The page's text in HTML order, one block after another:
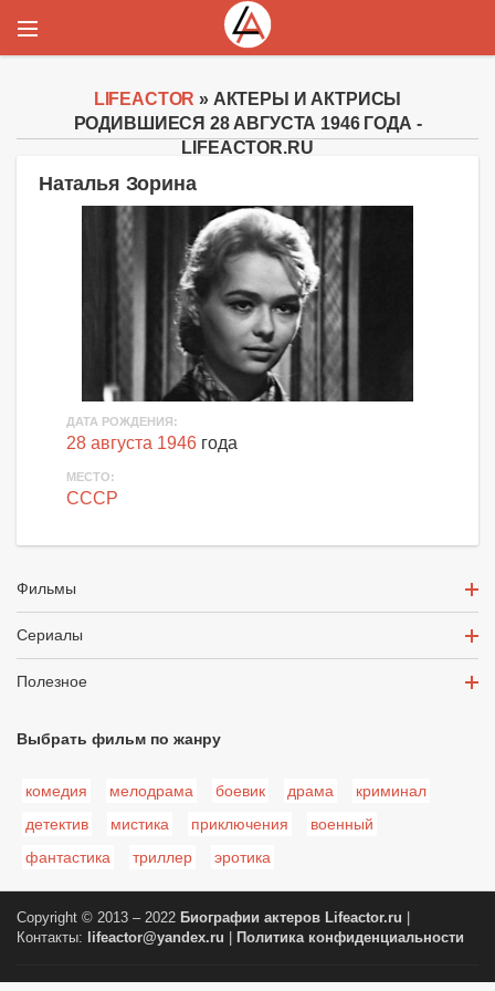
LIFEACTOR » АКТЕРЫ И АКТРИСЫ
РОДИВШИЕСЯ 28 АВГУСТА 1946 ГОДА -
LIFEACTOR.RU
Наталья Зорина
ДАТА РОЖДЕНИЯ:
28 августа 1946 года
МЕСТО:
СССР
Фильмы
Сериалы
Полезное
Выбрать фильм по жанру
комедия мелодрама боевик драма
криминал
детектив
мистика приключения
военный
фантастика
триллер эротика
Copyright © 2013 – 2022 Биографии актеров Lifeactor.ru
Контакты:
lifeactor@yandex.ru Политика конфиденциальности